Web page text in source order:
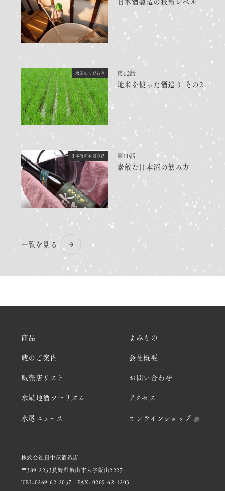
水尾のこだわり 第12話
地米を使った酒造り その2
日本酒の本当の話 第10話
素敵な日本酒の飲み方
一覧を見る
商品
蔵のご案内
販売店リスト
水尾地酒ツーリズム
水尾ニュース
よみもの
会社概要
お問い合わせ
アクセス
オンラインショップ
株式会社田中屋酒造店
〒389-2253長野県飯山市大字飯山2227
TEL.0269-62-2057
FAX. 0269-62-1203